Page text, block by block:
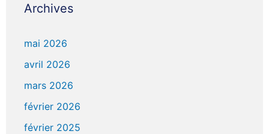
Archives
mai 2026
avril 2026
mars 2026
février 2026
février 2025